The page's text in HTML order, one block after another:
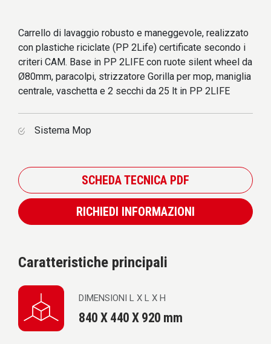
Carrello di lavaggio robusto e maneggevole, realizzato
con plastiche riciclate (PP 2Life) certificate secondo i
criteri CAM. Base in PP 2LIFE con ruote silent wheel da
Ø80mm, paracolpi, strizzatore Gorilla per mop, maniglia
centrale, vaschetta e 2 secchi da 25 lt in PP 2LIFE
Sistema Mop
SCHEDA TECNICA PDF
RICHIEDI INFORMAZIONI
Caratteristiche principali
DIMENSIONI L X L X H
840 X 440 X 920 mm